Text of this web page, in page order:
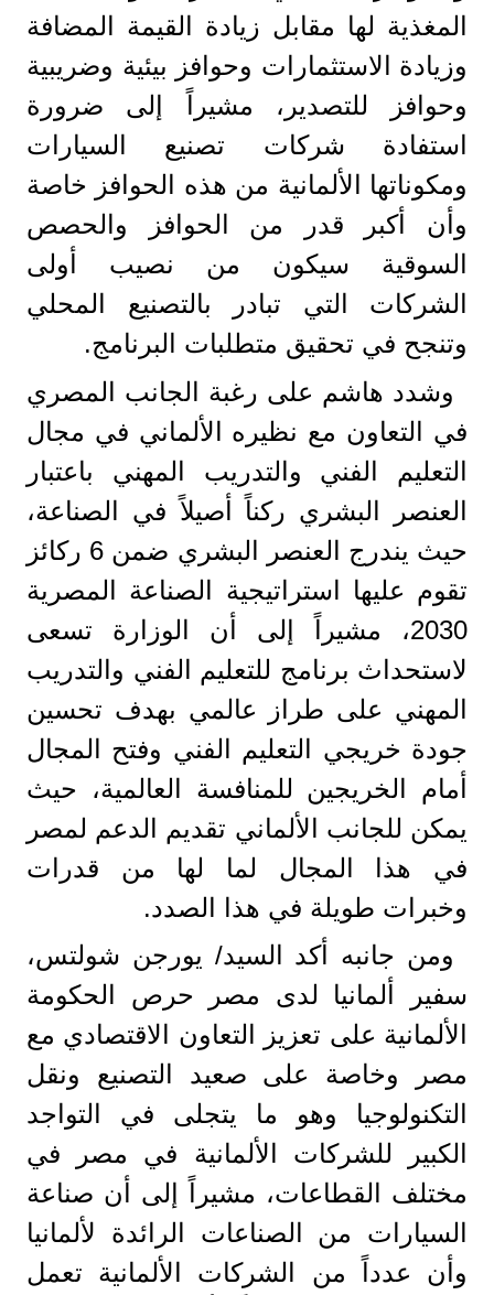
المغذية لها مقابل زيادة القيمة المضافة
وزيادة الاستثمارات وحوافز بيئية وضريبية
وحوافز للتصدير، مشيراً إلى ضرورة
استفادة شركات تصنيع السيارات
ومكوناتها الألمانية من هذه الحوافز خاصة
وأن أكبر قدر من الحوافز والحصص
السوقية سيكون من نصيب أولى
الشركات التي تبادر بالتصنيع المحلي
وتنجح في تحقيق متطلبات البرنامج.
وشدد هاشم على رغبة الجانب المصري
في التعاون مع نظيره الألماني في مجال
التعليم الفني والتدريب المهني باعتبار
العنصر البشري ركناً أصيلاً في الصناعة،
حيث يندرج العنصر البشري ضمن 6 ركائز
تقوم عليها استراتيجية الصناعة المصرية
2030، مشيراً إلى أن الوزارة تسعى
لاستحداث برنامج للتعليم الفني والتدريب
المهني على طراز عالمي بهدف تحسين
جودة خريجي التعليم الفني وفتح المجال
أمام الخريجين للمنافسة العالمية، حيث
يمكن للجانب الألماني تقديم الدعم لمصر
في هذا المجال لما لها من قدرات
وخبرات طويلة في هذا الصدد.
ومن جانبه أكد السيد/ يورجن شولتس،
سفير ألمانيا لدى مصر حرص الحكومة
الألمانية على تعزيز التعاون الاقتصادي مع
مصر وخاصة على صعيد التصنيع ونقل
التكنولوجيا وهو ما يتجلى في التواجد
الكبير للشركات الألمانية في مصر في
مختلف القطاعات، مشيراً إلى أن صناعة
السيارات من الصناعات الرائدة لألمانيا
وأن عدداً من الشركات الألمانية تعمل